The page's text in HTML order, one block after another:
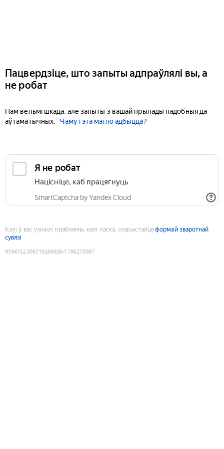
Пацвердзіце, што запыты адпраўлялі вы, а
не робат
Нам вельмі шкада, але запыты з вашай прылады падобныя да
аўтаматычных.
Чаму гэта магло адбыцца?
Я не робат
Націсніце, каб працягнуць
SmartCaptcha by Yandex Cloud
Калі ў вас узніклі праблемы, калі ласка, скарыстайцеформай зваротнай
сувязі
9194152308719268926:1786270987